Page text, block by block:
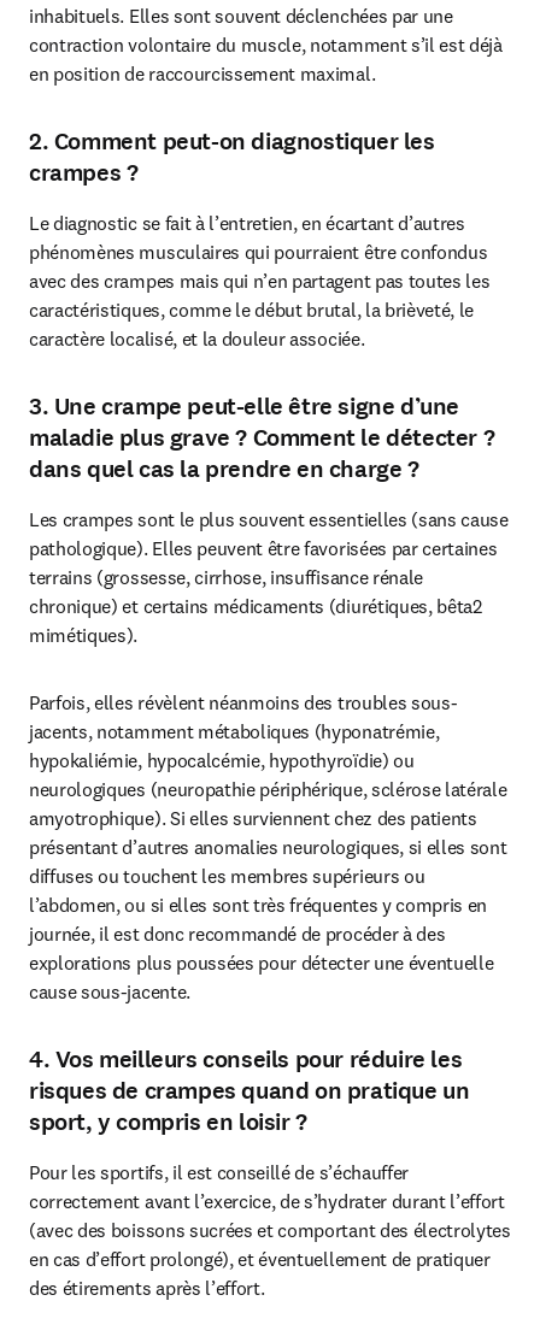
inhabituels. Elles sont souvent déclenchées par une
contraction volontaire du muscle, notamment s’il est déjà
en position de raccourcissement maximal.
2. Comment peut-on diagnostiquer les
crampes ?
Le diagnostic se fait à l’entretien, en écartant d’autres
phénomènes musculaires qui pourraient être confondus
avec des crampes mais qui n’en partagent pas toutes les
caractéristiques, comme le début brutal, la brièveté, le
caractère localisé, et la douleur associée.
3. Une crampe peut-elle être signe d’une
maladie plus grave ? Comment le détecter ?
dans quel cas la prendre en charge ?
Les crampes sont le plus souvent essentielles (sans cause
pathologique). Elles peuvent être favorisées par certaines
terrains (grossesse, cirrhose, insuffisance rénale
chronique) et certains médicaments (diurétiques, bêta2
mimétiques).
Parfois, elles révèlent néanmoins des troubles sous-
jacents, notamment métaboliques (hyponatrémie,
hypokaliémie, hypocalcémie, hypothyroïdie) ou
neurologiques (neuropathie périphérique, sclérose latérale
amyotrophique). Si elles surviennent chez des patients
présentant d’autres anomalies neurologiques, si elles sont
diffuses ou touchent les membres supérieurs ou
l’abdomen, ou si elles sont très fréquentes y compris en
journée, il est donc recommandé de procéder à des
explorations plus poussées pour détecter une éventuelle
cause sous-jacente.
4. Vos meilleurs conseils pour réduire les
risques de crampes quand on pratique un
sport, y compris en loisir ?
Pour les sportifs, il est conseillé de s’échauffer
correctement avant l’exercice, de s’hydrater durant l’effort
(avec des boissons sucrées et comportant des électrolytes
en cas d’effort prolongé), et éventuellement de pratiquer
des étirements après l’effort.